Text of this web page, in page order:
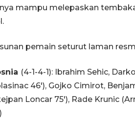
mampu melepaskan
pemain seturut laman
(4-1-4-1): Ibrahim Sehic,
46'), Gojko Cimirot,
Loncar 75'), Rade Krunic